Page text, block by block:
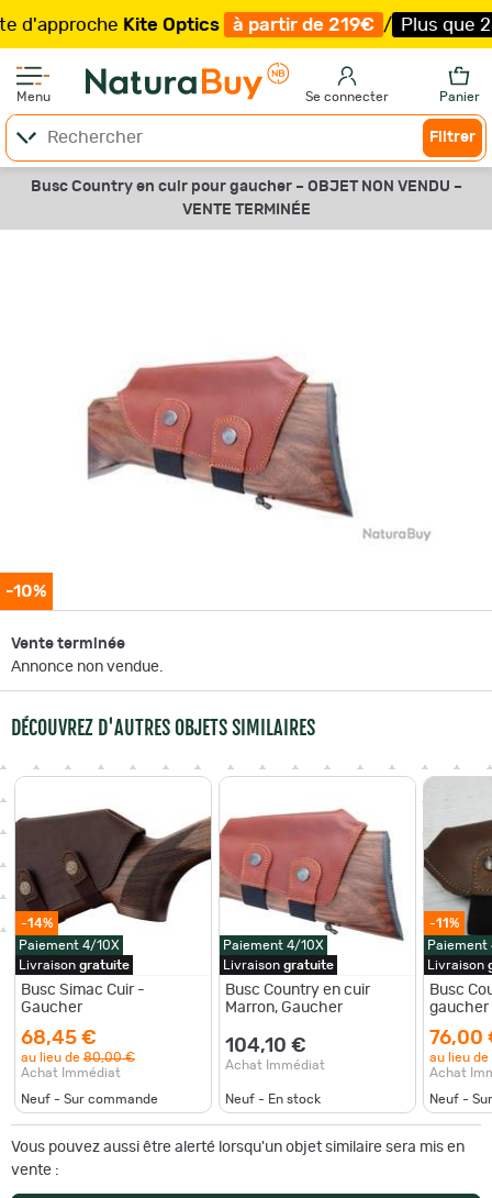
Kite Optics à partir de 219€ / Plus que 23
Menu Se connecter Panier
Filtrer
Busc Country en cuir pour gaucher – OBJET NON VENDU –
VENTE TERMINÉE
-10%
Vente terminée
Annonce non vendue.
DÉCOUVREZ D'AUTRES OBJETS SIMILAIRES
-14%
Paiement 4/10X
Livraison gratuite
Busc Simac Cuir -
Gaucher
68,45 €
au lieu de 80,00 €
Achat Immédiat
Neuf - Sur commande
Paiement 4/10X
Livraison gratuite
Busc Country en cuir
Marron, Gaucher
104,10 €
Achat Immédiat
Neuf - En stock
-11%
Paiement
Livraison
Busc
gaucher
76,00
au lieu de
Achat
Neuf -
Vous pouvez aussi être alerté lorsqu'un objet similaire sera mis en
vente :